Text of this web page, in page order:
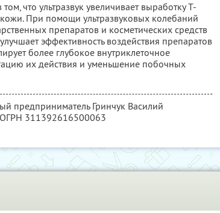
что ультразвук увеличивает выработку Т-
При помощи ультразвуковых колебаний
препаратов и косметических средств
эффективность воздействия препаратов
более глубокое внутриклеточное
их действия и уменьшение побочных
предприниматель Гринчук Василий
311392616500063